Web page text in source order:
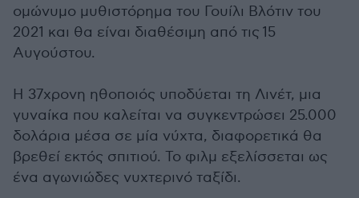
ομώνυμο μυθιστόρημα του Γουίλι Βλότιν του
2021 και θα είναι διαθέσιμη από τις 15
Αυγούστου.
Η 37χρονη ηθοποιός υποδύεται τη Λινέτ, μια
γυναίκα που καλείται να συγκεντρώσει 25.000
δολάρια μέσα σε μία νύχτα, διαφορετικά θα
βρεθεί εκτός σπιτιού. Το φιλμ εξελίσσεται ως
ένα αγωνιώδες νυχτερινό ταξίδι.